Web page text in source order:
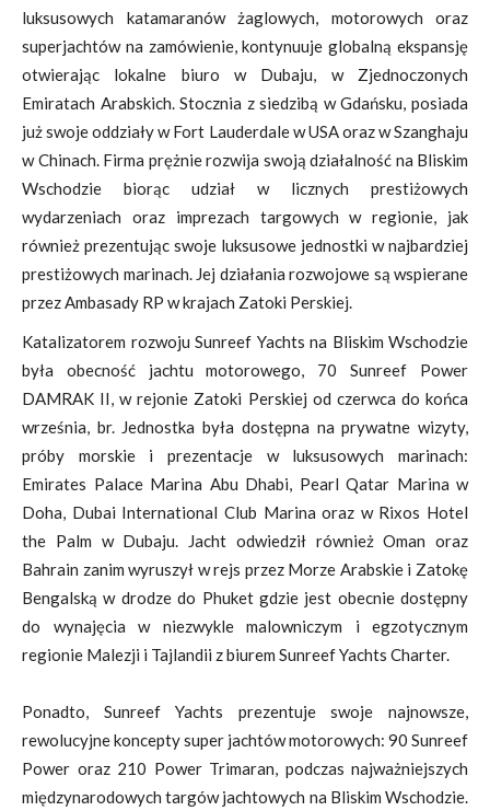
luksusowych katamaranów żaglowych, motorowych oraz
superjachtów na zamówienie, kontynuuje globalną ekspansję
otwierając lokalne biuro w Dubaju, w Zjednoczonych
Emiratach Arabskich. Stocznia z siedzibą w Gdańsku, posiada
już swoje oddziały w Fort Lauderdale w USA oraz w Szanghaju
w Chinach. Firma prężnie rozwija swoją działalność na Bliskim
Wschodzie biorąc udział w licznych prestiżowych
wydarzeniach oraz imprezach targowych w regionie, jak
również prezentując swoje luksusowe jednostki w najbardziej
prestiżowych marinach. Jej działania rozwojowe są wspierane
przez Ambasady RP w krajach Zatoki Perskiej.
Katalizatorem rozwoju Sunreef Yachts na Bliskim Wschodzie
była obecność jachtu motorowego, 70 Sunreef Power
DAMRAK II, w rejonie Zatoki Perskiej od czerwca do końca
września, br. Jednostka była dostępna na prywatne wizyty,
próby morskie i prezentacje w luksusowych marinach:
Emirates Palace Marina Abu Dhabi, Pearl Qatar Marina w
Doha, Dubai International Club Marina oraz w Rixos Hotel
the Palm w Dubaju. Jacht odwiedził również Oman oraz
Bahrain zanim wyruszył w rejs przez Morze Arabskie i Zatokę
Bengalską w drodze do Phuket gdzie jest obecnie dostępny
do wynajęcia w niezwykle malowniczym i egzotycznym
regionie Malezji i Tajlandii z biurem Sunreef Yachts Charter.
Ponadto, Sunreef Yachts prezentuje swoje najnowsze,
rewolucyjne koncepty super jachtów motorowych: 90 Sunreef
Power oraz 210 Power Trimaran, podczas najważniejszych
międzynarodowych targów jachtowych na Bliskim Wschodzie.